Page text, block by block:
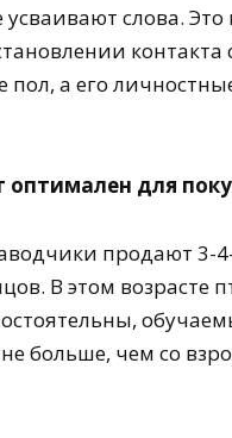
слова. Это
контакта
а его
оптимален для
продают 3-
В этом возрасте
больше, чем со